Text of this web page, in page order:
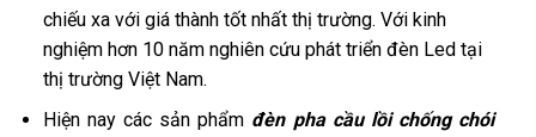
chiếu xa với giá thành tốt nhất thị trường. Với kinh
nghiệm hơn 10 năm nghiên cứu phát triển đèn Led tại
thị trường Việt Nam.
Hiện nay các sản phẩm đèn pha cầu lồi chống chói